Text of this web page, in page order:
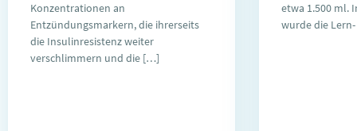
Konzentrationen an
Entzündungsmarkern, die ihrerseits
die Insulinresistenz weiter
verschlimmern und die […]
etwa 1.500 ml.
wurde die